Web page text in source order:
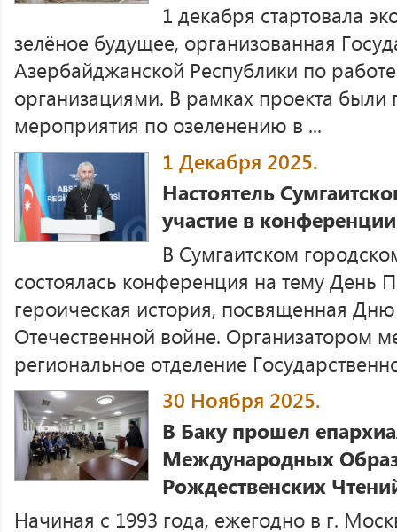
1 декабря стартовала
зелёное будущее, организованная
Азербайджанской Республики по
организациями. В рамках проекта
мероприятия по озеленению в ...
1 Декабря 2025.
Настоятель
участие в конференции
В Сумгаитском
состоялась конференция на тему День
героическая история, посвященная
Отечественной войне. Организатором
региональное отделение
30 Ноября 2025.
В Баку прошел
Международных
Рождественских
Начиная с 1993 года, ежегодно в г.